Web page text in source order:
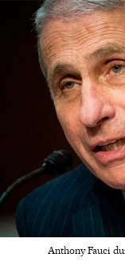
Anthony Fauci